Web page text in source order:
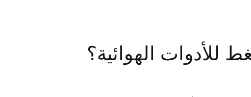
الهوائية؟